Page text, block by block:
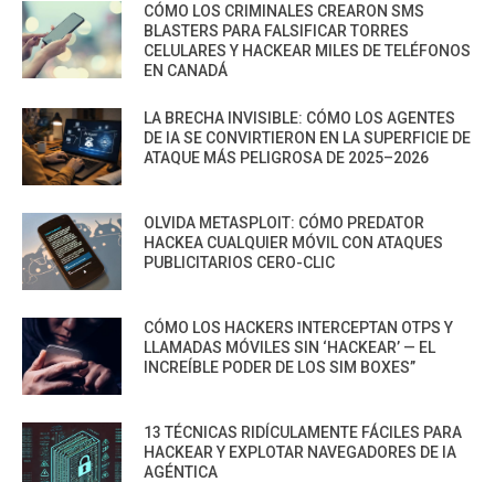
CÓMO LOS CRIMINALES CREARON SMS
BLASTERS PARA FALSIFICAR TORRES
CELULARES Y HACKEAR MILES DE TELÉFONOS
EN CANADÁ
LA BRECHA INVISIBLE: CÓMO LOS AGENTES
DE IA SE CONVIRTIERON EN LA SUPERFICIE DE
ATAQUE MÁS PELIGROSA DE 2025–2026
OLVIDA METASPLOIT: CÓMO PREDATOR
HACKEA CUALQUIER MÓVIL CON ATAQUES
PUBLICITARIOS CERO-CLIC
CÓMO LOS HACKERS INTERCEPTAN OTPS Y
LLAMADAS MÓVILES SIN ‘HACKEAR’ — EL
INCREÍBLE PODER DE LOS SIM BOXES”
13 TÉCNICAS RIDÍCULAMENTE FÁCILES PARA
HACKEAR Y EXPLOTAR NAVEGADORES DE IA
AGÉNTICA